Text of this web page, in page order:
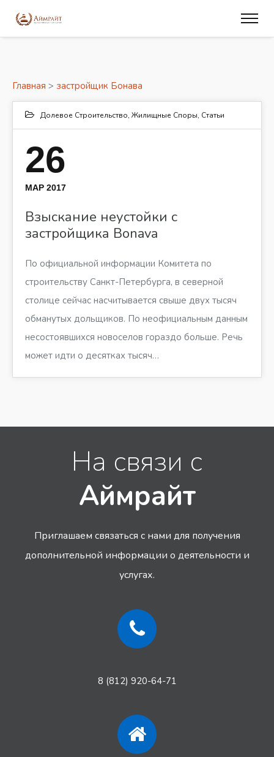
Главная > застройщик Бонава
Долевое Строительство, Жилищные Споры, Статьи
26
МАР 2017
Взыскание неустойки с
застройщика Bonava
По официальной информации Комитета по
строительству Санкт-Петербурга, в северной
столице сейчас насчитывается свыше двух тысяч
обманутых дольщиков. По неофициальным данным
несостоявшихся новоселов гораздо больше. Речь
может идти о десятках тысяч…
На связи с
Аймрайт
Приглашаем связаться с нами для получения
дополнительной информации о деятельности и
услугах.
8 (812) 920-64-71